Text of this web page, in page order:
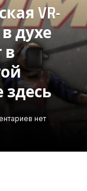
VR-
духе
в
нет